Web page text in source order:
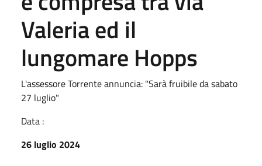
Valeria ed il
lungomare Hopps
L'assessore Torrente annuncia: "Sarà fruibile da sabato
27 luglio"
Data :
26 luglio 2024